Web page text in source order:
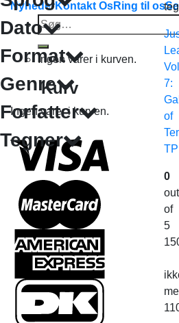
NyhederKontakt OsRing til os
Søg
efter:
Ingen varer i kurven.
Kurv
Ingen varer i kurven.
Dato
Format
Genre
Forfatter
Tegner
7:
of
TP
0
out
of
5